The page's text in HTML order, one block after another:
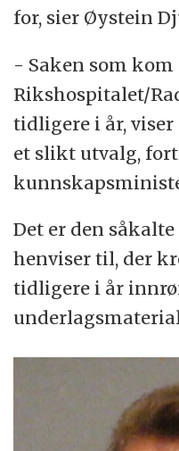
for, sier Øystein
- Saken som kom
Rikshospitalet/
tidligere i år, viser
et slikt utvalg,
Det er den
henviser til, der
tidligere i år